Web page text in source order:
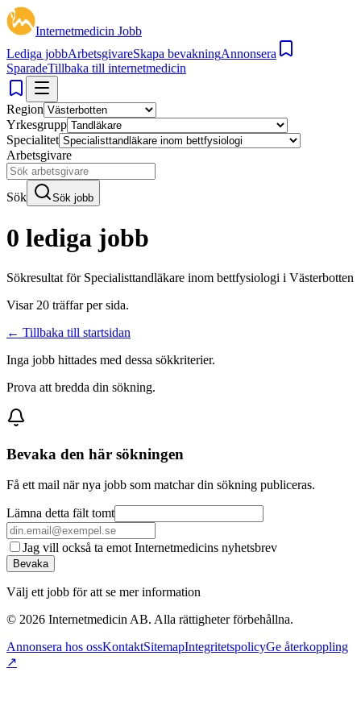
Internetmedicin Jobb
Lediga jobbArbetsgivareSkapa bevakningAnnonsera
SparadeTillbaka till internetmedicin
Region
Yrkesgrupp
Specialitet
Arbetsgivare
Sök Sök jobb
0 lediga jobb
Sökresultat för Specialisttandläkare inom bettfysiologi i Västerbotten
Visar 20 träffar per sida.
← Tillbaka till startsidan
Inga jobb hittades med dessa sökkriterier.
Prova att bredda din sökning.
Bevaka den här sökningen
Få ett mail när nya jobb som matchar din sökning publiceras.
Lämna detta fält tomt
Jag vill också ta emot Internetmedicins nyhetsbrev
Bevaka
Välj ett jobb för att se mer information
© 2026 Internetmedicin AB. Alla rättigheter förbehållna.
Annonsera hos ossKontaktSitemapIntegritetspolicyGe återkoppling
↗